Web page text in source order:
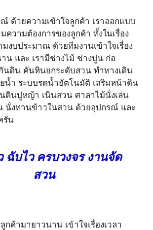
ด้วยความเข้าใจลูกค้า เราออกแบบ
ความต้องการของลูกค้า ทั้งในเรื่อง
งบประมาณ ด้วยทีมงานเข้าใจเรื่อง
น และ เรามีช่างไม้ ช่างปูน ก่อ
นดิน คันหินยกระดับสวน ทำทางเดิน
น้ำ ระบบรดน้ำอัตโนมัติ เสริมหน้าดิน
ดินปูหญ้า เนินสวน ศาลาไม้นั่งเล่น
นั่งทานข้าวในสวน ด้วยอุปกรณ์ และ
รัน
ฉับไว ครบวงจร งานจัด
สวน
กค้ามายาวนาน เข้าใจเรื่องเวลา